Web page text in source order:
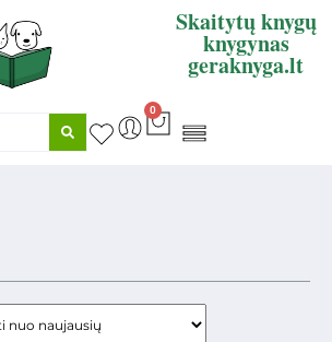
Skaitytų knygų
knygynas
geraknyga.lt
0